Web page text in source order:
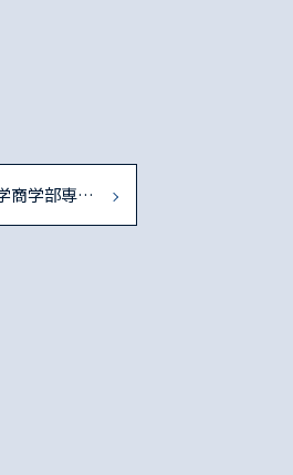
中央大学商学部専任教員（任期なし）「保険学/生命保険論」の公募について